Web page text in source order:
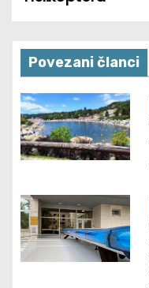
n
a
v
i
a
t
Povezani članci